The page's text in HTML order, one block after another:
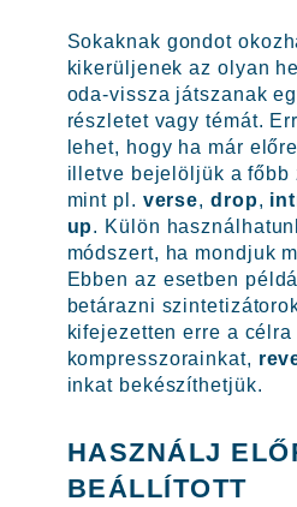
Sokaknak gondot
kikerüljenek az olyan
oda-vissza játszanak
részletet vagy témát.
lehet, hogy ha már
illetve bejelöljük a főbb
mint pl. verse, drop,
up. Külön
módszert, ha mondjuk
Ebben az esetben
betárazni
kifejezetten erre a
kompresszorainkat,
inkat bekészíthetjük.
HASZNÁLJ
BEÁLLÍTOTT